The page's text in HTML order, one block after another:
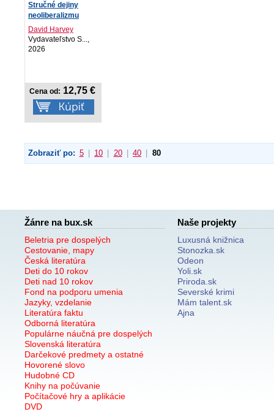
Stručné dejiny
neoliberalizmu
David Harvey
Vydavateľstvo S...,
2026
Cena od: 12,75 €
Zobraziť po: 5 10 20 40 80
Žánre na bux.sk
Beletria pre dospelých
Cestovanie, mapy
Česká literatúra
Deti do 10 rokov
Deti nad 10 rokov
Fond na podporu umenia
Jazyky, vzdelanie
Literatúra faktu
Odborná literatúra
Populárne náučná pre dospelých
Slovenská literatúra
Darčekové predmety a ostatné
Hovorené slovo
Hudobné CD
Knihy na počúvanie
Počítačové hry a aplikácie
DVD
Naše projekty
Luxusná knižnica
Stonozka.sk
Odeon
Yoli.sk
Priroda.sk
Severské krimi
Mám talent.sk
Ajna